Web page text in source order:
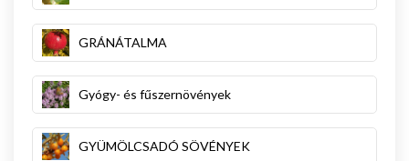
GRÁNÁTALMA
Gyógy- és fűszernövények
GYÜMÖLCSADÓ SÖVÉNYEK